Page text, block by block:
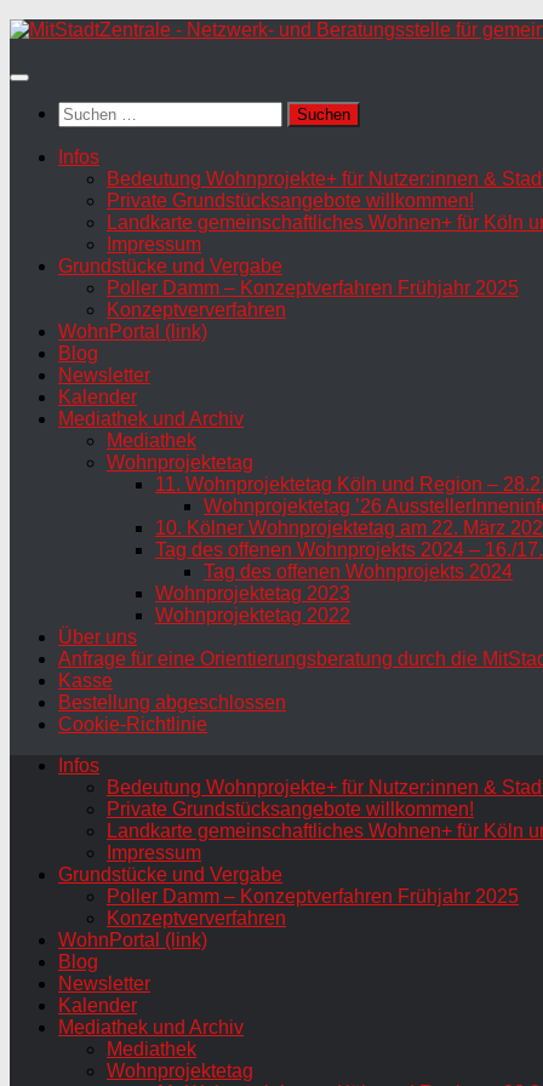
Zum
springen
Suchen
nach:
Infos
Bedeutung Wohnprojekte+ für Nutzer:innen &
Private Grundstücksangebote willkommen!
Landkarte gemeinschaftliches Wohnen+ für Köln
Impressum
Grundstücke und Vergabe
Poller Damm – Konzeptverfahren Frühjahr 2025
Konzeptververfahren
WohnPortal (link)
Blog
Newsletter
Kalender
Mediathek und Archiv
Mediathek
Wohnprojektetag
11. Wohnprojektetag Köln und Region –
Wohnprojektetag ’26
10. Kölner Wohnprojektetag am 22. März
Tag des offenen Wohnprojekts 2024 – 16./
Tag des offenen Wohnprojekts 2024
Wohnprojektetag 2023
Wohnprojektetag 2022
Über uns
Anfrage für eine Orientierungsberatung durch die
Kasse
Bestellung abgeschlossen
Cookie-Richtlinie
Infos
Bedeutung Wohnprojekte+ für Nutzer:innen &
Private Grundstücksangebote willkommen!
Landkarte gemeinschaftliches Wohnen+ für Köln
Impressum
Grundstücke und Vergabe
Poller Damm – Konzeptverfahren Frühjahr 2025
Konzeptververfahren
WohnPortal (link)
Blog
Newsletter
Kalender
Mediathek und Archiv
Mediathek
Wohnprojektetag